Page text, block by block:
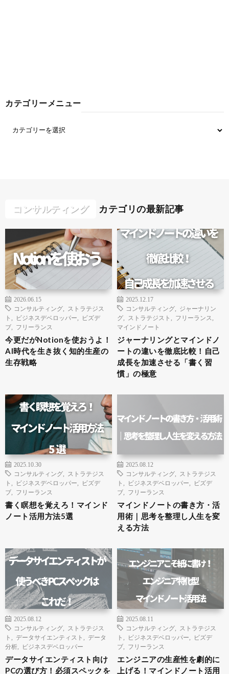
カテゴリーメニュー
コンサルティング カテゴリの最新記事
2026.06.15
コンサルティング
ストラテジス
ト
ビジネスデベロッパー
ビズデ
ブ
フリーランス
今更だがNotionを使おうよ！
AI時代を生き抜く知的生産の
生存戦略
2025.12.17
コンサルティング
ジャーナリン
グ
ストラテジスト フリーランス
マインドノート
ジャーナリングとマインドノ
ートの違いを徹底比較！自己
成長を加速させる「書く習
慣」の極意
2025.10.30
コンサルティング
ストラテジス
ト
ビジネスデベロッパー
ビズデ
ブ
フリーランス
書く瞑想を覚えろ！マインド
ノート活用方法5選
2025.08.12
コンサルティング
ストラテジス
ト
ビジネスデベロッパー
ビズデ
ブ
フリーランス
マインドノートの書き方・活
用術｜思考を整理し人生を変
える方法
2025.08.12
コンサルティング
ストラテジス
ト
データサイエンティスト
データ
分析
ビジネスデベロッパー
データサイエンティスト向け
PCの選び方！必須スペックを
2025.08.11
コンサルティング
ストラテジス
ト
ビジネスデベロッパー
ビズデ
ブ
フリーランス
エンジニアの生産性を劇的に
上げる！マインドノート活用